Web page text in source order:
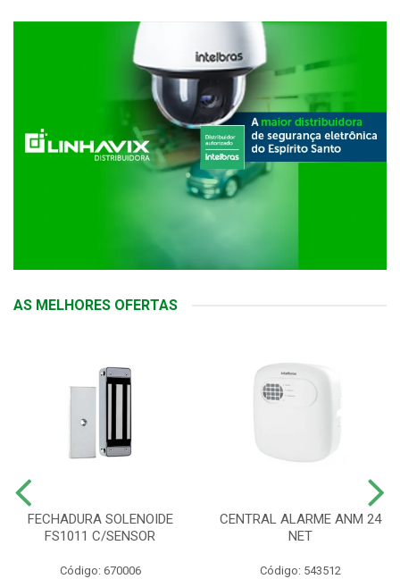
AS MELHORES OFERTAS
FECHADURA SOLENOIDE
FS1011 C/SENSOR
Código: 670006
CENTRAL ALARME ANM 24
NET
Código: 543512